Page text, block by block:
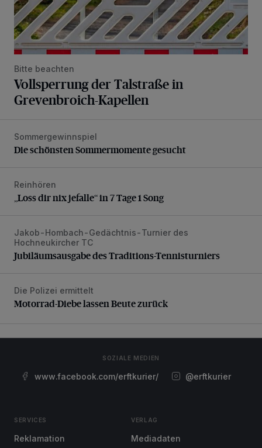
Bitte beachten
Vollsperrung der Talstraße in
Grevenbroich-Kapellen
Die schönsten Sommermomente gesucht
Sommergewinnspiel
Die schönsten Sommermomente gesucht
„Loss dir nix jefalle“ in 7 Tage 1 Song
Reinhören
„Loss dir nix jefalle“ in 7 Tage 1 Song
Jubiläumsausgabe des Traditions-Tennisturniers
Jakob-Hombach-Gedächtnis-Turnier des
Hochneukircher TC
Jubiläumsausgabe des Traditions-Tennisturniers
Motorrad-Diebe lassen Beute zurück
Die Polizei ermittelt
Motorrad-Diebe lassen Beute zurück
SOZIALE MEDIEN
www.facebook.com/erftkurier/ @erftkurier
SERVICES
Reklamation
VERLAG
Mediadaten